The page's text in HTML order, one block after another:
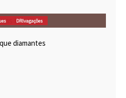
DRIvagações
diamantes